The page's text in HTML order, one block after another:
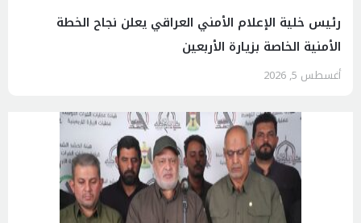
رئيس خلية الإعلام الأمني العراقي يعلن نجاح الخطة
الأمنية الخاصة بزيارة الأربعين
أغسطس 5, 2026